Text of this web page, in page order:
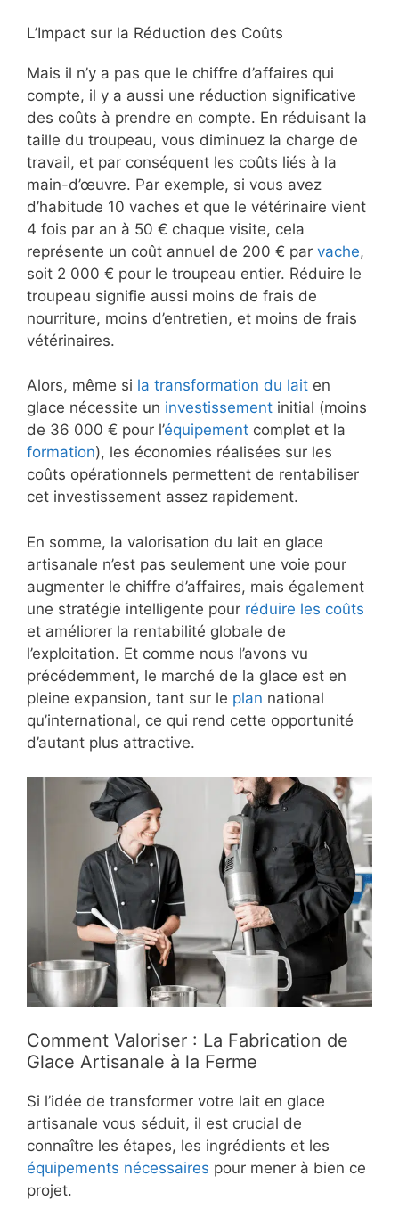
L’Impact sur la Réduction des Coûts
Mais il n’y a pas que le chiffre d’affaires qui
compte, il y a aussi une réduction significative
des coûts à prendre en compte. En réduisant la
taille du troupeau, vous diminuez la charge de
travail, et par conséquent les coûts liés à la
main-d’œuvre. Par exemple, si vous avez
d’habitude 10 vaches et que le vétérinaire vient
4 fois par an à 50 € chaque visite, cela
représente un coût annuel de 200 € par vache,
soit 2 000 € pour le troupeau entier. Réduire le
troupeau signifie aussi moins de frais de
nourriture, moins d’entretien, et moins de frais
vétérinaires.
Alors, même si la transformation du lait en
glace nécessite un investissement initial (moins
de 36 000 € pour l’équipement complet et la
formation), les économies réalisées sur les
coûts opérationnels permettent de rentabiliser
cet investissement assez rapidement.
En somme, la valorisation du lait en glace
artisanale n’est pas seulement une voie pour
augmenter le chiffre d’affaires, mais également
une stratégie intelligente pour réduire les coûts
et améliorer la rentabilité globale de
l’exploitation. Et comme nous l’avons vu
précédemment, le marché de la glace est en
pleine expansion, tant sur le plan national
qu’international, ce qui rend cette opportunité
d’autant plus attractive.
Comment Valoriser : La Fabrication de
Glace Artisanale à la Ferme
Si l’idée de transformer votre lait en glace
artisanale vous séduit, il est crucial de
connaître les étapes, les ingrédients et les
équipements nécessaires pour mener à bien ce
projet.